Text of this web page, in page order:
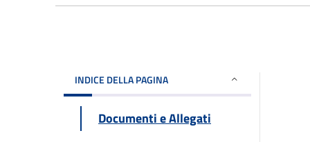
INDICE DELLA PAGINA
Documenti e Allegati